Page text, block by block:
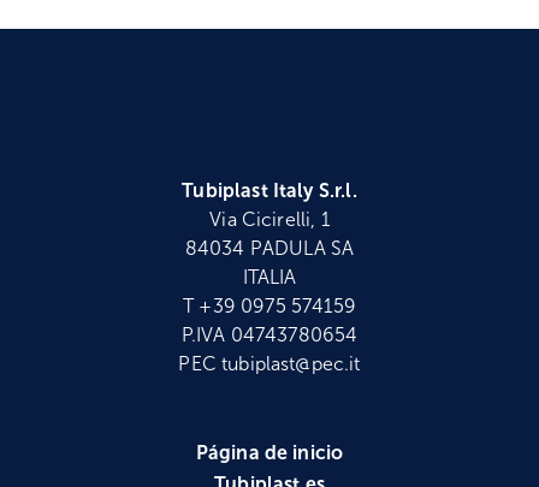
Tubiplast Italy S.r.l.
Via Cicirelli, 1
84034 PADULA SA
ITALIA
T +39 0975 574159
P.IVA 04743780654
PEC tubiplast@pec.it
Página de inicio